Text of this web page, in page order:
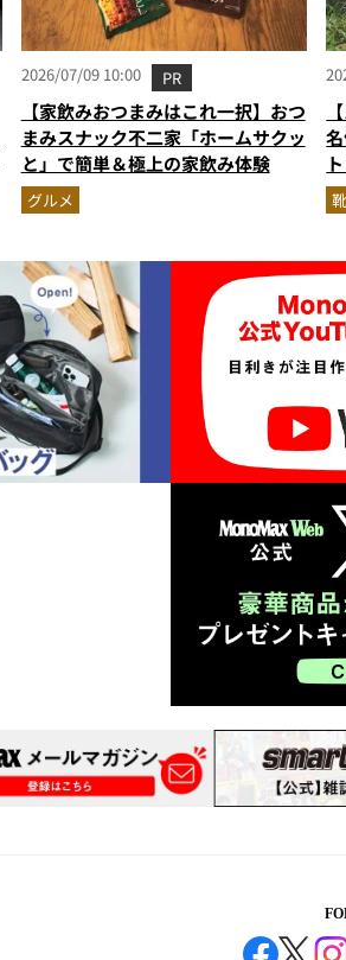
2026/07/09 10:00 PR
【家飲みおつまみはこれ一択】おつ
まみスナック不二家「ホームサクッ
と」で簡単＆極上の家飲み体験
グルメ
説
靴